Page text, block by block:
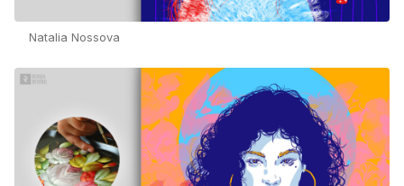
Natalia Nossova